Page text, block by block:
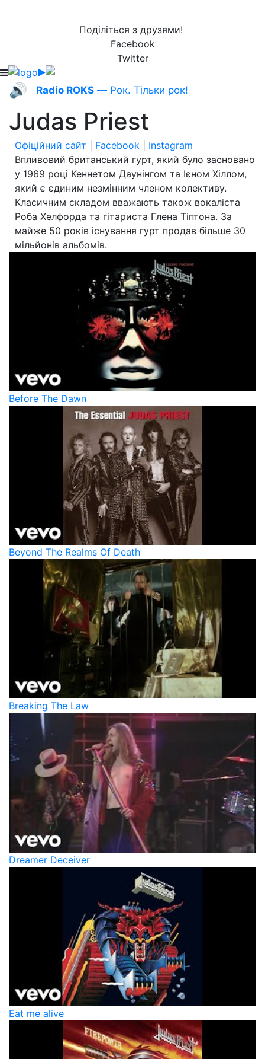
Поділіться з друзями!
Facebook
Twitter
🔊 Radio ROKS — Рок. Тільки рок!
Judas Priest
Офіційний сайт Facebook
Instagram
Впливовий британський гурт, який було засновано
у 1969 році Кеннетом Даунінгом та Ієном Хіллом,
який є єдиним незмінним членом колективу.
Класичним складом вважають також вокаліста
Роба Хелфорда та гітариста Глена Тіптона. За
майже 50 років існування гурт продав більше 30
мільйонів альбомів.
Before The Dawn
Beyond The Realms Of Death
Breaking The Law
Dreamer Deceiver
Eat me alive